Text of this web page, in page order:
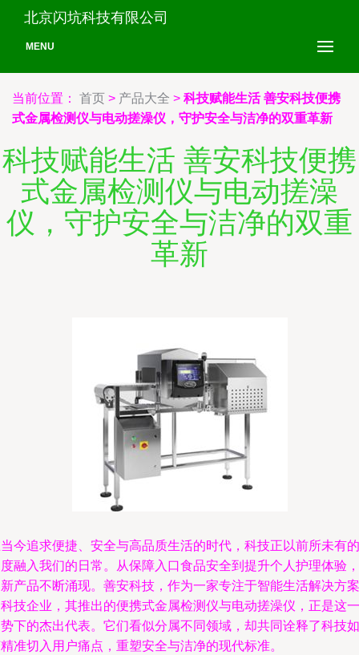
北京闪坑科技有限公司
MENU
当前位置： 首页 > 产品大全 > 科技赋能生活 善安科技便携
式金属检测仪与电动搓澡仪，守护安全与洁净的双重革新
科技赋能生活 善安科技便携
式金属检测仪与电动搓澡
仪，守护安全与洁净的双重
革新
今追求便捷、安全与高品质生活的时代，科技正以前所未有的
融入我们的日常。从保障入口食品安全到提升个人护理体验，
产品不断涌现。善安科技，作为一家专注于智能生活解决方案
技企业，其推出的便携式金属检测仪与电动搓澡仪，正是这一
下的杰出代表。它们看似分属不同领域，却共同诠释了科技如
准切入用户痛点，重塑安全与洁净的现代标准。